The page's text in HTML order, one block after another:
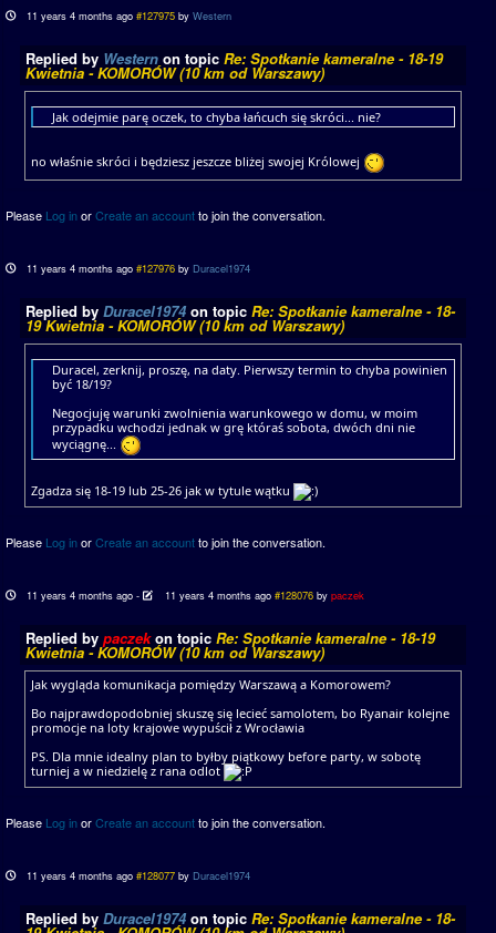
11 years 4 months ago #127975 byWestern
Replied by Western on topic Re: Spotkanie kameralne - 18-19
Kwietnia - KOMORÓW (10 km od Warszawy)
Jak odejmie parę oczek, to chyba łańcuch się skróci... nie?
no właśnie skróci i będziesz jeszcze bliżej swojej Królowej
Please Log inorCreate an accountto join the conversation.
11 years 4 months ago #127976 by Duracel1974
Replied by Duracel1974 on topic Re: Spotkanie kameralne - 18-
19 Kwietnia - KOMORÓW (10 km od Warszawy)
Duracel, zerknij, proszę, na daty. Pierwszy termin to chyba powinien
być 18/19?
Negocjuję warunki zwolnienia warunkowego w domu, w moim
przypadku wchodzi jednak w grę któraś sobota, dwóch dni nie
wyciągnę...
Zgadza się 18-19 lub 25-26 jak w tytule wątku
Please Log inorCreate an accountto join the conversation.
11 years 4 months ago - 11 years 4 months ago #128076 by paczek
Replied by paczekon topic Re: Spotkanie kameralne - 18-19
Kwietnia - KOMORÓW (10 km od Warszawy)
Jak wygląda komunikacja pomiędzy Warszawą a Komorowem?
Bo najprawdopodobniej skuszę się lecieć samolotem, bo Ryanair kolejne
promocje na loty krajowe wypuścił z Wrocławia
PS. Dla mnie idealny plan to byłby piątkowy before party, w sobotę
turniej a w niedzielę z rana odlot
Please Log inorCreate an accountto join the conversation.
11 years 4 months ago #128077 by Duracel1974
Replied by Duracel1974 on topic Re: Spotkanie kameralne - 18-